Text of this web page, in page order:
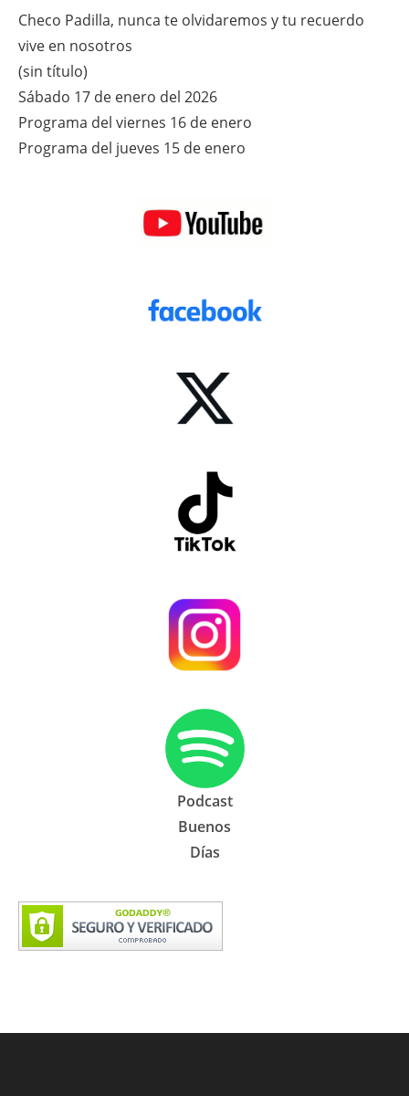
Checo Padilla, nunca te olvidaremos y tu recuerdo
vive en nosotros
(sin título)
Sábado 17 de enero del 2026
Programa del viernes 16 de enero
Programa del jueves 15 de enero
Podcast
Buenos
Días